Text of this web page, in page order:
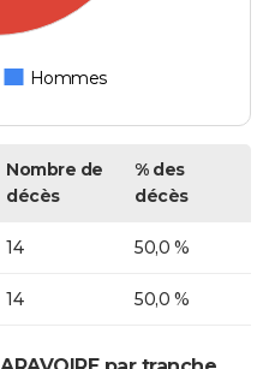
Hommes
Nombre de
décès
% des
décès
14 50,0 %
14 50,0 %